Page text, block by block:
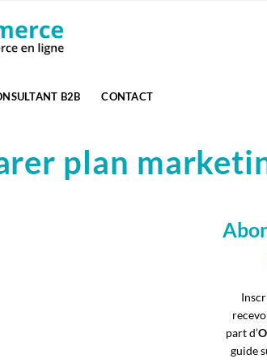
B2B CONTACT
plan
part d’
guide